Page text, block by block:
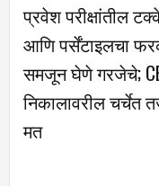
परीक्षांतील टक्केवारी
पर्सेंटाइलचा फरक
घेणे गरजेचे; CET
चर्चेत तज्ज्ञांचे